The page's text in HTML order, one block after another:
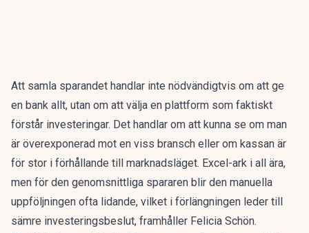
Att samla sparandet handlar inte nödvändigtvis om att ge
en bank allt, utan om att välja en plattform som faktiskt
förstår investeringar. Det handlar om att kunna se om man
är överexponerad mot en viss bransch eller om kassan är
för stor i förhållande till marknadsläget. Excel-ark i all ära,
men för den genomsnittliga spararen blir den manuella
uppföljningen ofta lidande, vilket i förlängningen leder till
sämre investeringsbeslut, framhåller Felicia Schön.